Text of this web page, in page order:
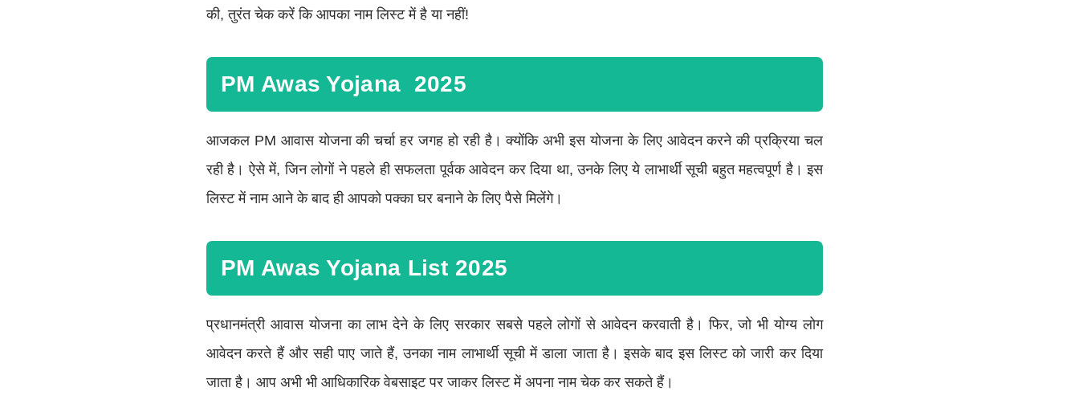
की, तुरंत चेक करें कि आपका नाम लिस्ट में है या नहीं!
PM Awas Yojana 2025
आजकल PM आवास योजना की चर्चा हर जगह हो रही है। क्योंकि अभी इस योजना के लिए आवेदन करने की प्रक्रिया चल
रही है। ऐसे में, जिन लोगों ने पहले ही सफलता पूर्वक आवेदन कर दिया था, उनके लिए ये लाभार्थी सूची बहुत महत्वपूर्ण है। इस
लिस्ट में नाम आने के बाद ही आपको पक्का घर बनाने के लिए पैसे मिलेंगे।
PM Awas Yojana List 2025
प्रधानमंत्री आवास योजना का लाभ देने के लिए सरकार सबसे पहले लोगों से आवेदन करवाती है। फिर, जो भी योग्य लोग
आवेदन करते हैं और सही पाए जाते हैं, उनका नाम लाभार्थी सूची में डाला जाता है। इसके बाद इस लिस्ट को जारी कर दिया
जाता है। आप अभी भी आधिकारिक वेबसाइट पर जाकर लिस्ट में अपना नाम चेक कर सकते हैं।